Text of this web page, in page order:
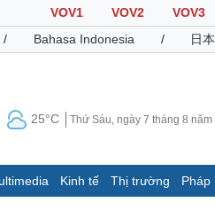
VOV1 VOV2 VOV3
/ Bahasa Indonesia / 日
25°C Thứ Sáu, ngày 7 tháng 8 năm
Kinh tế Thị trường Pháp